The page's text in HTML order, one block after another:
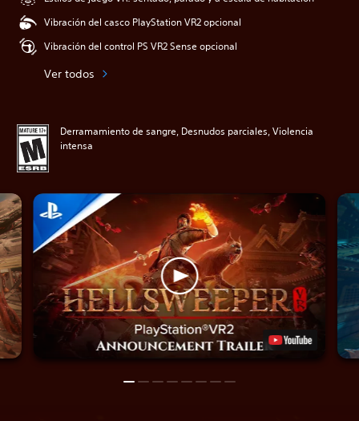
Vibración del casco PlayStation VR2 opcional
Vibración del control PS VR2 Sense opcional
Ver todos
Derramamiento de sangre, Desnudos parciales, Violencia
intensa